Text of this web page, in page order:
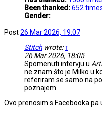
Been thanked:652
Gender:
Post26 Mar 2026, 19:07
Stitch wrote: ↑
26 Mar 2026, 18:05
Spomenuti intervju u
ne znam što je Milko u
referiram se samo na
poznajem.
Ovo prenosim s Facebooka pa